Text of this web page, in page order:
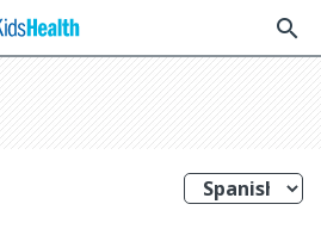
search